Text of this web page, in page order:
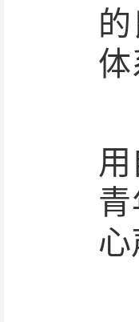
体
心